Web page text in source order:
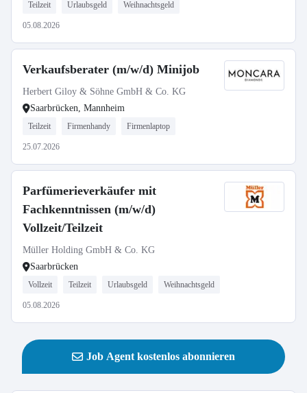
Teilzeit Urlaubsgeld Weihnachtsgeld
05.08.2026
Verkaufsberater (m/w/d) Minijob
Herbert Giloy & Söhne GmbH & Co. KG
Saarbrücken, Mannheim
Teilzeit Firmenhandy Firmenlaptop
25.07.2026
Parfümerieverkäufer mit
Fachkenntnissen (m/w/d)
Vollzeit/Teilzeit
Müller Holding GmbH & Co. KG
Saarbrücken
Vollzeit Teilzeit Urlaubsgeld Weihnachtsgeld
05.08.2026
Job Agent kostenlos abonnieren